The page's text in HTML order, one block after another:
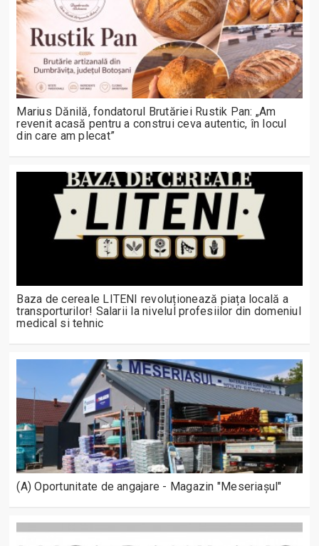
Marius Dănilă, fondatorul Brutăriei Rustik Pan: „Am
revenit acasă pentru a construi ceva autentic, în locul
din care am plecat”
Baza de cereale LITENI revoluționează piața locală a
transporturilor! Salarii la nivelul profesiilor din domeniul
medical si tehnic
(A) Oportunitate de angajare - Magazin "Meseriașul"